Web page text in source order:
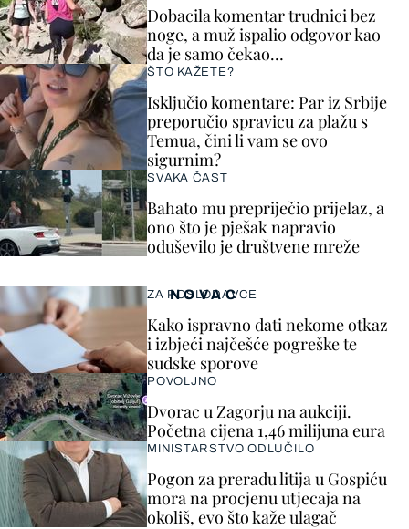
Dobacila komentar trudnici bez
noge, a muž ispalio odgovor kao
da je samo čekao…
ŠTO KAŽETE?
Isključio komentare: Par iz Srbije
preporučio spravicu za plažu s
Temua, čini li vam se ovo
sigurnim?
SVAKA ČAST
Bahato mu prepriječio prijelaz, a
ono što je pješak napravio
oduševilo je društvene mreže
NOVAC
ZA POSLODAVCE
Kako ispravno dati nekome otkaz
i izbjeći najčešće pogreške te
sudske sporove
POVOLJNO
Dvorac u Zagorju na aukciji.
Početna cijena 1,46 milijuna eura
MINISTARSTVO ODLUČILO
Pogon za preradu litija u Gospiću
mora na procjenu utjecaja na
okoliš, evo što kaže ulagač